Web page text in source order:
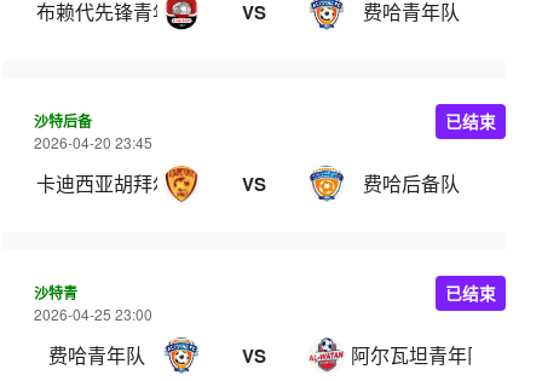
布赖代先锋青年队 VS 费哈青年队
沙特后备
2026-04-20 23:45
卡迪西亚胡拜尔U21 VS 费哈后备队
已结束
沙特青
2026-04-25 23:00
费哈青年队 VS 阿尔瓦坦青年队
已结束